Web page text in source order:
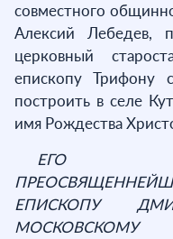
совместного
Алексий Лебедев,
церковный
епископу Трифону
построить в селе
имя Рождества
ЕГО
ЕПИСКОПУ
МОСКОВСКОМУ